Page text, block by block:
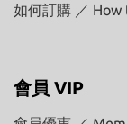
如何訂購 ／ How
會員 VIP